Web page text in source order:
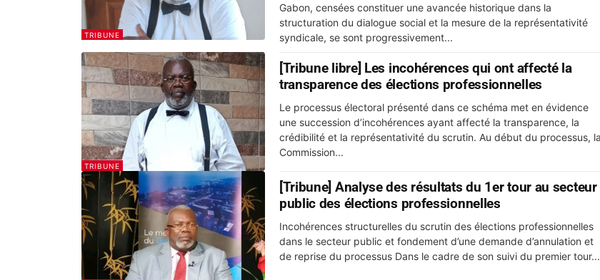
TRIBUNE
Gabon, censées constituer une avancée historique dans la
structuration du dialogue social et la mesure de la représentativité
syndicale, se sont progressivement...
TRIBUNE
[Tribune libre] Les incohérences qui ont affecté la
transparence des élections professionnelles
Le processus électoral présenté dans ce schéma met en évidence
une succession d’incohérences ayant affecté la transparence, la
crédibilité et la représentativité du scrutin. Au début du processus, la
Commission...
[Tribune] Analyse des résultats du 1er tour au secteur
public des élections professionnelles
Incohérences structurelles du scrutin des élections professionnelles
dans le secteur public et fondement d’une demande d’annulation et
de reprise du processus Dans le cadre de son suivi du premier tour...